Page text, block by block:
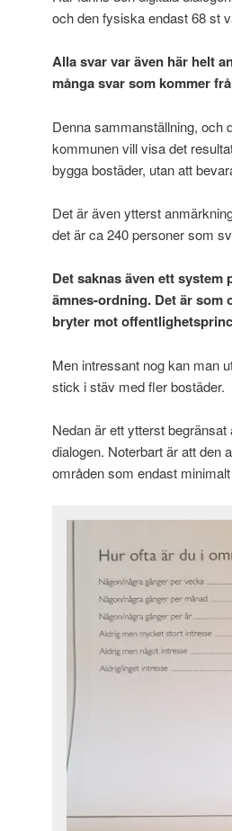
och den fysiska endast 68 st
Alla svar var även här helt
många svar som kommer
Denna sammanställning, och
kommunen vill visa det
bygga bostäder, utan att
Det är även ytterst
det är ca 240 personer som
Det saknas även ett
ämnes-ordning. Det är som
bryter mot
Men intressant nog kan man
stick i stäv med fler bostäder.
Nedan är ett ytterst
dialogen. Noterbart är att den
områden som endast